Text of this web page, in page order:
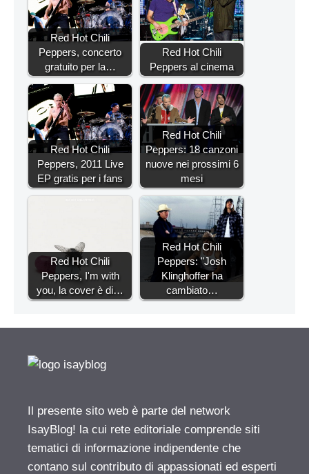
Red Hot Chili
Peppers, concerto
gratuito per la…
Red Hot Chili
Peppers al cinema
Red Hot Chili
Peppers, 2011 Live
EP gratis per i fans
Red Hot Chili
Peppers: 18 canzoni
nuove nei prossimi 6
mesi
Red Hot Chili
Peppers, I'm with
you, la cover è di…
Red Hot Chili
Peppers: "Josh
Klinghoffer ha
cambiato…
Il presente sito web è parte del network
IsayBlog! la cui rete editoriale comprende siti
tematici di informazione indipendente che
contano sul contributo di appassionati ed esperti